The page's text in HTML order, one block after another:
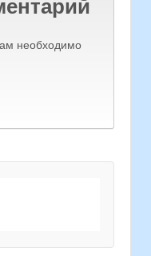
необходимо